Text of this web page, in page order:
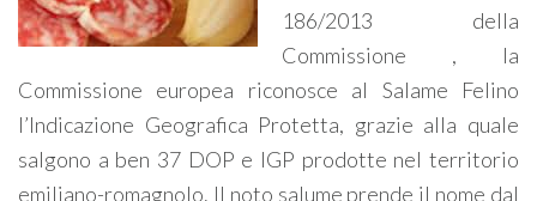
186/2013 della
Commissione , la
Commissione europea riconosce al Salame Felino
l’Indicazione Geografica Protetta, grazie alla quale
salgono a ben 37 DOP e IGP prodotte nel territorio
emiliano-romagnolo. Il noto salume prende il nome dal